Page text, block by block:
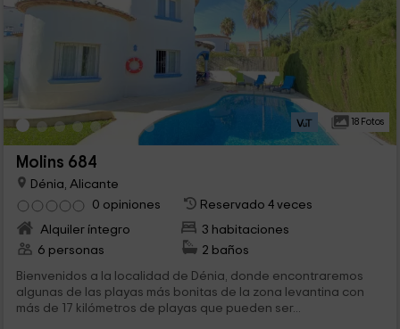
18 Fotos
Molins 684
Dénia, Alicante
0 opiniones
Reservado 4 veces
Alquiler íntegro
3 habitaciones
6 personas
2 baños
Bienvenidos a la localidad de Dénia, donde encontraremos
algunas de las playas más bonitas de la zona levantina con
más de 17 kilómetros de playas que pueden ser...